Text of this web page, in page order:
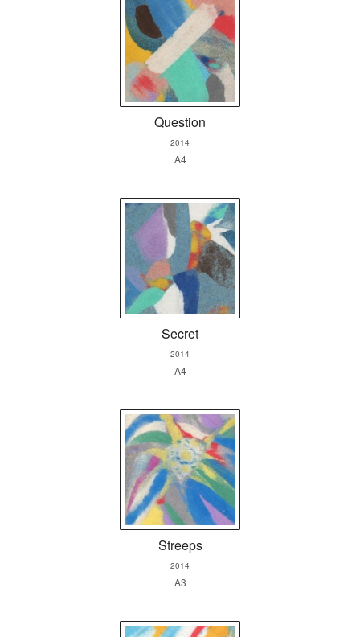
Question
2014
A4
Secret
2014
A4
Streeps
2014
A3